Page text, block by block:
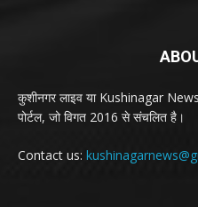
कुशीनगर लाइव या Kushinagar
पोर्टल, जो विगत 2016 से संचलित है।
Contact us: